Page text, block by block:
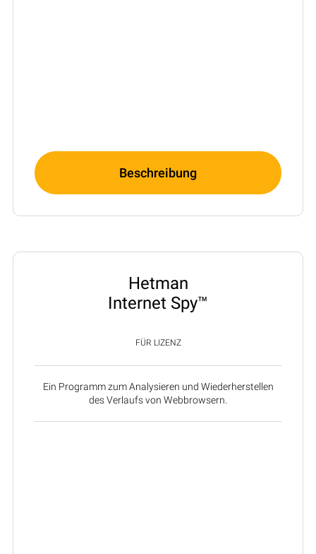
Beschreibung
Hetman
Internet Spy™
FÜR LIZENZ
Ein Programm zum Analysieren und Wiederherstellen
des Verlaufs von Webbrowsern.